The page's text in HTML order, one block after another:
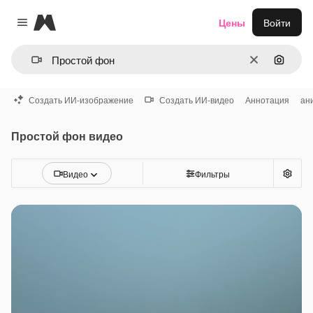
Close menu
Magnific
ОчиститьПоиск
Цены Войти
Создать ИИ-изображение Создать ИИ-видео Аннотация
Простой фон видео
Видео Фильтры